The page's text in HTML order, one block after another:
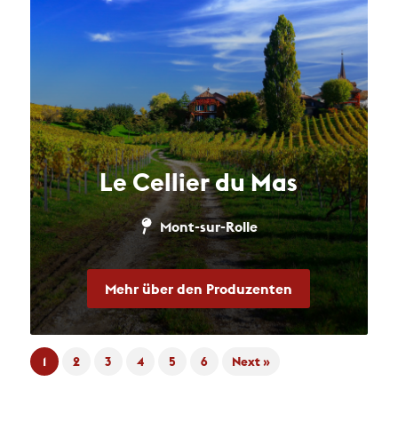
Le Cellier du Mas
Mont-sur-Rolle
Mehr über den Produzenten
1 2 3 4 5 6 Next »